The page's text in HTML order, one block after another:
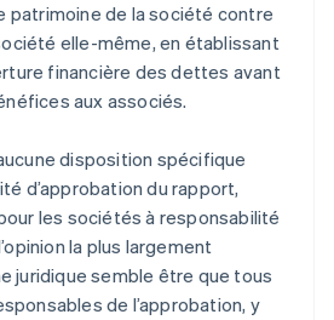
patrimoine de la société contre
elle-même, en établissant
financière des dettes avant
aux associés.
disposition spécifique
d’approbation du rapport,
les sociétés à responsabilité
la plus largement
juridique semble être que tous
de l’approbation, y